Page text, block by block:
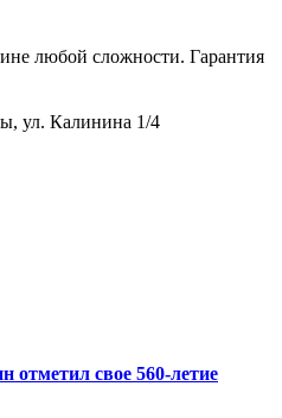
любой сложности. Гарантия
ул. Калинина 1/4
отметил свое 560-летие